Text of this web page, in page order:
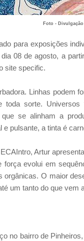
Foto - Divulgação
para exposições
08 de agosto, a
site specific.
Linhas podem
sorte.
se alinham a
pulsante, a tinta é
Artur
evolui em
O maior
um tanto do que vem
no bairro de